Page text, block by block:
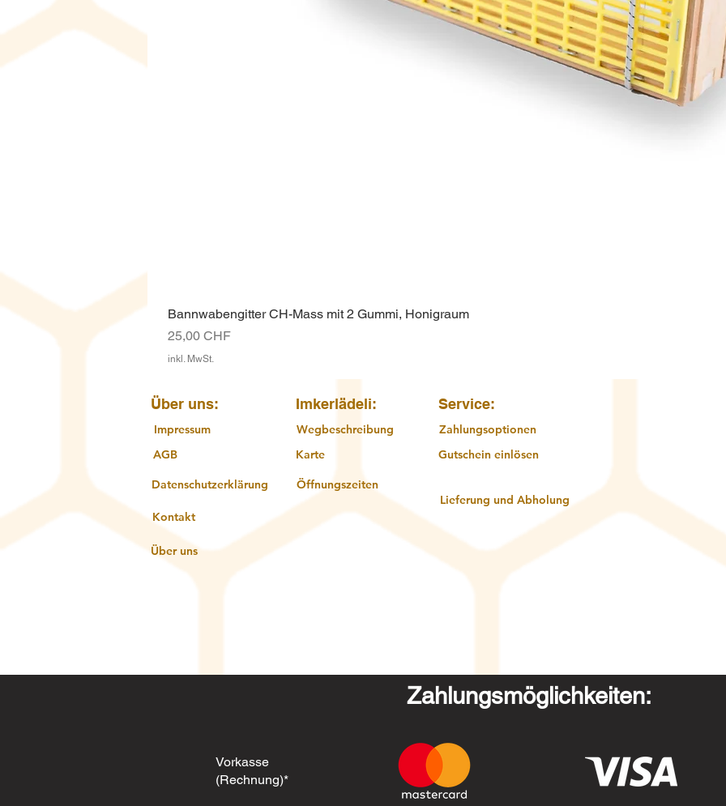
Bannwabengitter CH-Mass mit 2 Gummi, Honigraum
Preis
25,00 CHF
inkl. MwSt.
Über uns:
Impressum
AGB
Datenschutzerklärung
Imkerlädeli:
Wegbeschreibung
Karte
Öffnungszeiten
Kontakt
Service:
Zahlungsoptionen
Gutschein einlösen
Lieferung und Abholung
Über uns
Zahlungsmöglichkeiten:
Vorkasse
(Rechnung)*